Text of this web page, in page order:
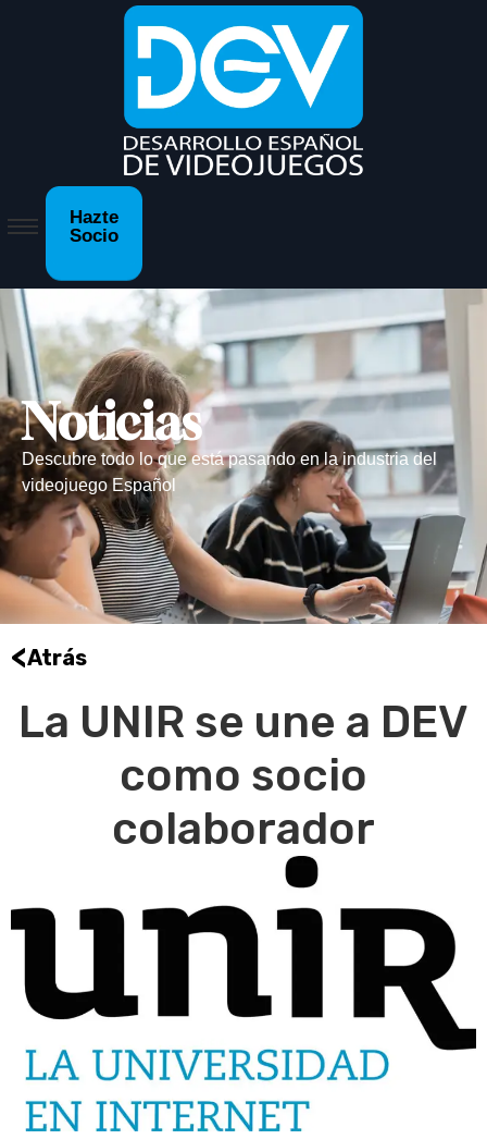
Hazte
Socio
Noticias
Descubre todo lo que está pasando en la industria del
videojuego Español
<Atrás
La UNIR se une a DEV
como socio
colaborador